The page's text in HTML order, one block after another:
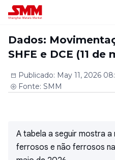
Dados:
SHFE e DCE (11 de
Publicado: May 11, 2026
Fonte: SMM
A tabela a seguir mostra
ferrosos e não ferrosos na